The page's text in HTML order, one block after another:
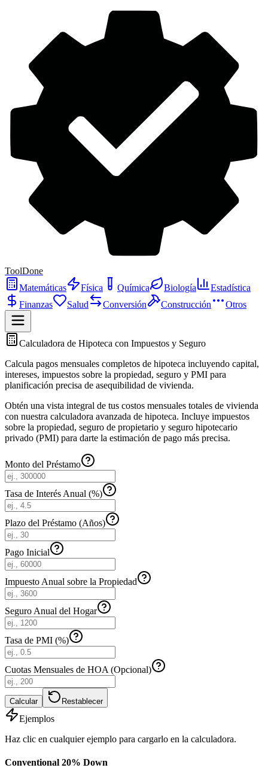
ToolDone
Matemáticas
Física Química Biología
Estadística
Finanzas
Salud Conversión Construcción Otros
Calculadora de Hipoteca con Impuestos y Seguro
Calcula pagos mensuales completos de hipoteca incluyendo capital,
intereses, impuestos sobre la propiedad, seguro y PMI para
planificación precisa de asequibilidad de vivienda.
Obtén una vista integral de tus costos mensuales totales de vivienda
con nuestra calculadora avanzada de hipoteca. Incluye impuestos
sobre la propiedad, seguro de propietario y seguro hipotecario
privado (PMI) para darte la estimación de pago más precisa.
Monto del Préstamo
Tasa de Interés Anual (%)
Plazo del Préstamo (Años)
Pago Inicial
Impuesto Anual sobre la Propiedad
Seguro Anual del Hogar
Tasa de PMI (%)
Cuotas Mensuales de HOA (Opcional)
Calcular Restablecer
Ejemplos
Haz clic en cualquier ejemplo para cargarlo en la calculadora.
Conventional 20% Down